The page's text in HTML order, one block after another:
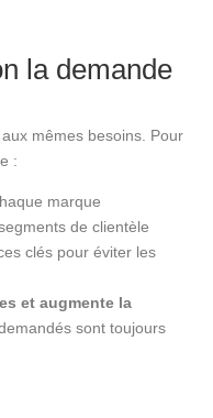
la demande
mêmes besoins. Pour
:
marque
de clientèle
clés pour éviter les
et augmente la
sont toujours